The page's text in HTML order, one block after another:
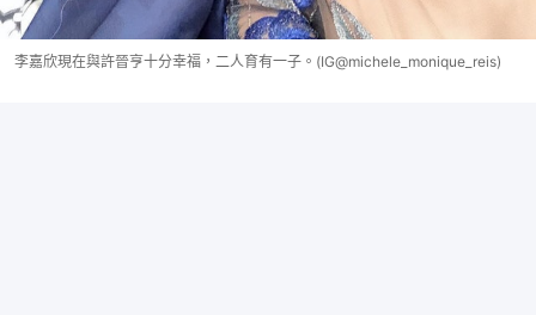
李嘉欣現在與許晉亨十分幸福，二人育有一子。(IG@michele_monique_reis)